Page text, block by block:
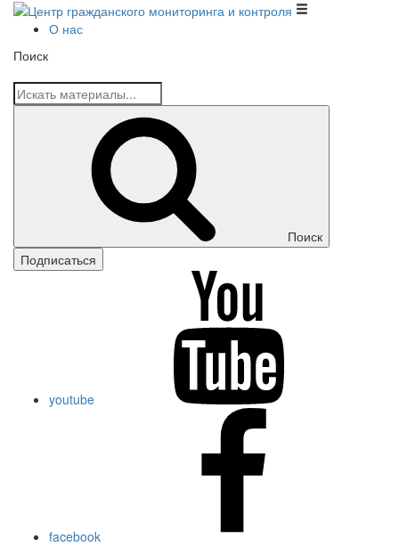
Центр гражданского мониторинга и контроля
О нас
Поиск
Поиск
Подписаться
youtube
facebook